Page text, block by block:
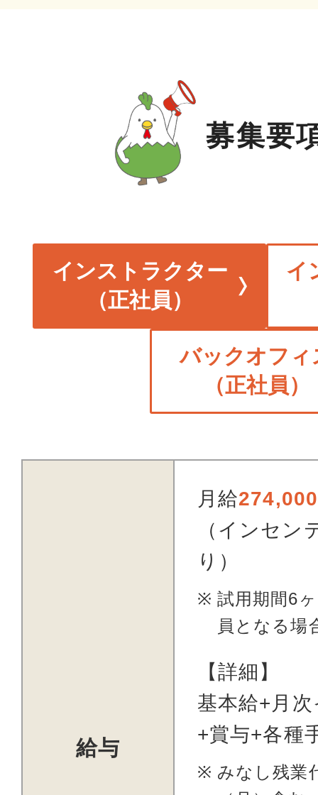
募集要
インストラクター
（正社員）
イ
バックオフィ
（正社員）
給与
月給
（インセン
り）
試用期間6
員となる場
【詳細】
基本給+月
+賞与+各種
みなし残業